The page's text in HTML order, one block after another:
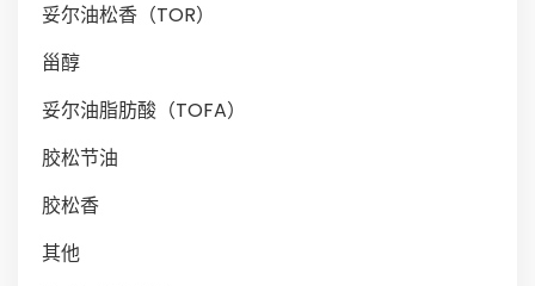
妥尔油松香（TOR）
甾醇
妥尔油脂肪酸（TOFA）
胶松节油
胶松香
其他